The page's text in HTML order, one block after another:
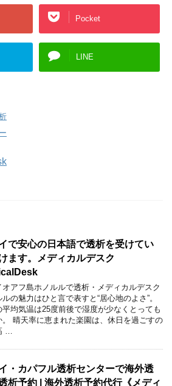
Pocket
LINE
で安心の日本語で透析を受けてい
ます。メディカルデスク
オアフ島ホノルルで透析・メディカルデスク
ルの魅力はひと言で表すと“居心地のよさ”。
平均気温は25度前後で湿度が少なくとっても
。 晴天率に恵まれた楽園は、休日を過ごすの
…
・カパフル透析センターで海外透
析予約 | 海外透析予約代行《メディ